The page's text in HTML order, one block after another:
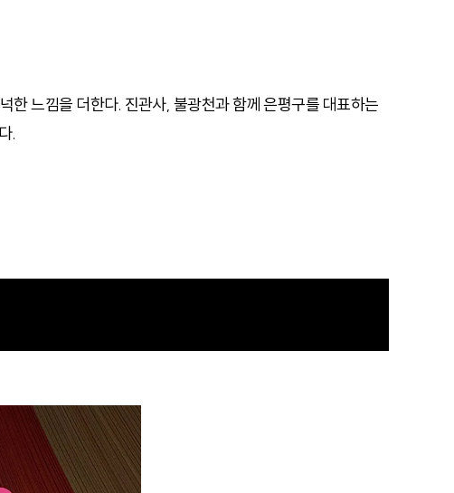
한 느낌을 더한다. 진관사, 불광천과 함께 은평구를 대표하는
.